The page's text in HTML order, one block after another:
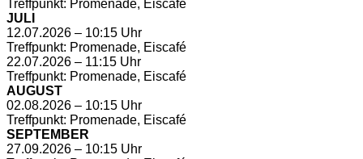
Treffpunkt: Promenade, Eiscafé
JULI
12.07.2026 – 10:15 Uhr
Treffpunkt: Promenade, Eiscafé
22.07.2026 – 11:15 Uhr
Treffpunkt: Promenade, Eiscafé
AUGUST
02.08.2026 – 10:15 Uhr
Treffpunkt: Promenade, Eiscafé
SEPTEMBER
27.09.2026 – 10:15 Uhr